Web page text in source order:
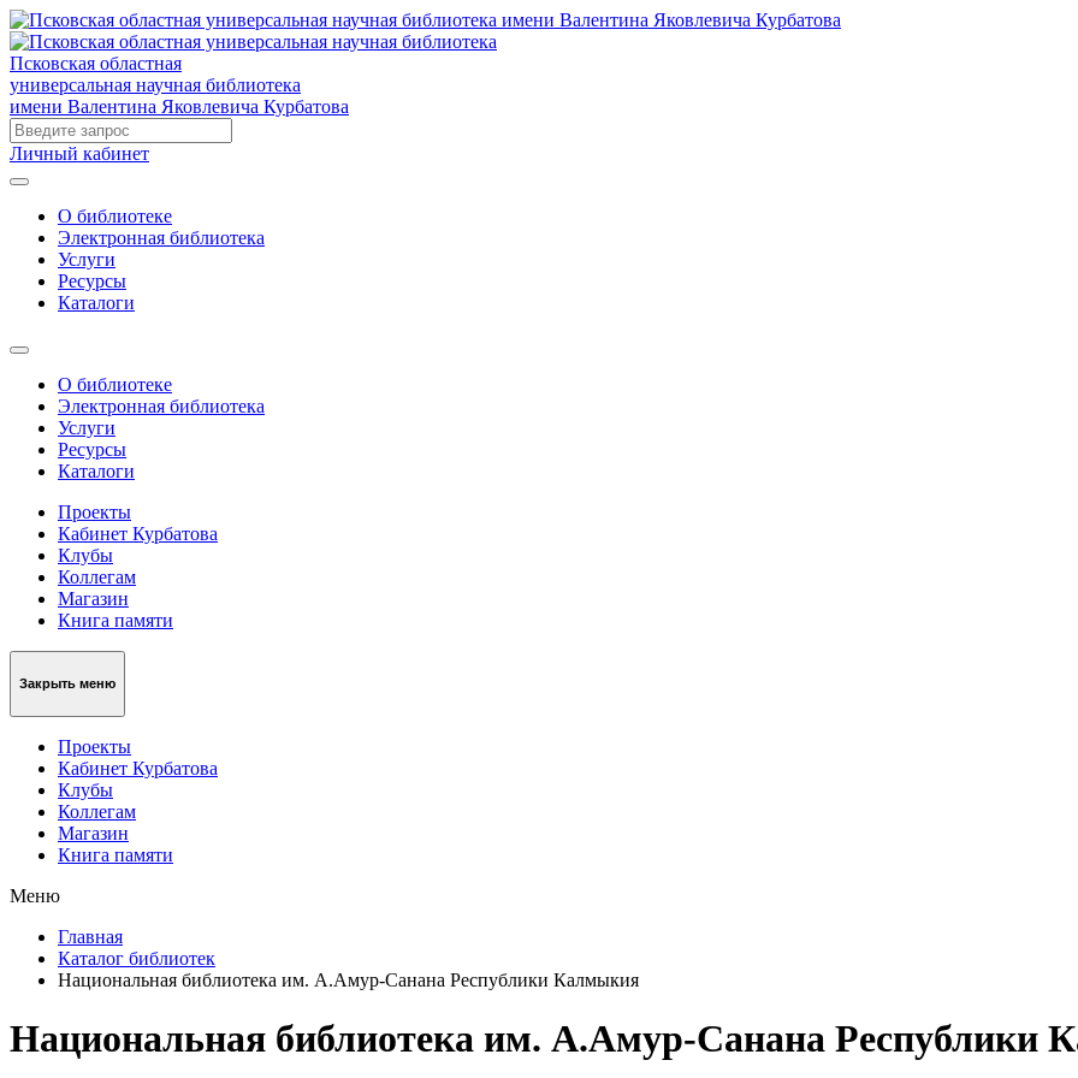
Псковская областная
универсальная научная библиотека
имени Валентина Яковлевича Курбатова
Личный кабинет
О библиотеке
Электронная библиотека
Услуги
Ресурсы
Каталоги
О библиотеке
Электронная библиотека
Услуги
Ресурсы
Каталоги
Проекты
Кабинет Курбатова
Клубы
Коллегам
Магазин
Книга памяти
Закрыть меню
Проекты
Кабинет Курбатова
Клубы
Коллегам
Магазин
Книга памяти
Меню
Главная
Каталог библиотек
Национальная библиотека им. А.Амур-Санана Республики Калмыкия
Национальная библиотека им. А.Амур-Санана Республики